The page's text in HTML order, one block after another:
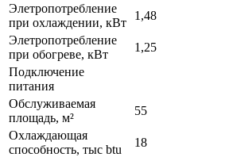
Элетропотребление
при охлаждении, кВт
1,48
Элетропотребление
при обогреве, кВт
1,25
Подключение
питания
Обслуживаемая
площадь, м²
55
Охлаждающая
способность, тыс btu
18